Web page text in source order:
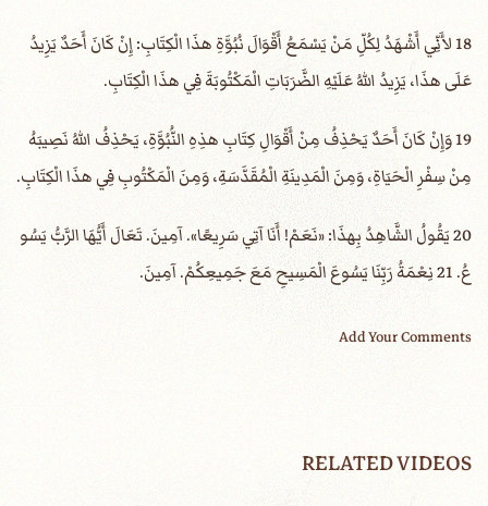
18 لأَنِّي أَشْهَدُ لِكُلِّ مَنْ يَسْمَعُ أَقْوَالَ نُبُوَّةِ هذَا الْكِتَابِ: إِنْ كَانَ أَحَدٌ يَزِيدُ
عَلَى هذَا، يَزِيدُ اللهُ عَلَيْهِ الضَّرَبَاتِ الْمَكْتُوبَةَ فِي هذَا الْكِتَابِ.
19 وَإِنْ كَانَ أَحَدٌ يَحْذِفُ مِنْ أَقْوَالِ كِتَابِ هذِهِ النُّبُوَّةِ، يَحْذِفُ اللهُ نَصِيبَهُ
مِنْ سِفْرِ الْحَيَاةِ، وَمِنَ الْمَدِينَةِ الْمُقَدَّسَةِ، وَمِنَ الْمَكْتُوبِ فِي هذَا الْكِتَابِ.
20 يَقُولُ الشَّاهِدُ بِهذَا: «نَعَمْ! أَنَا آتِي سَرِيعًا». آمِينَ. تَعَالَ أَيُّهَا الرَّبُّ يَسُو
عُ. 21 نِعْمَةُ رَبِّنَا يَسُوعَ الْمَسِيحِ مَعَ جَمِيعِكُمْ. آمِينَ.
Add Your Comments
RELATED VIDEOS